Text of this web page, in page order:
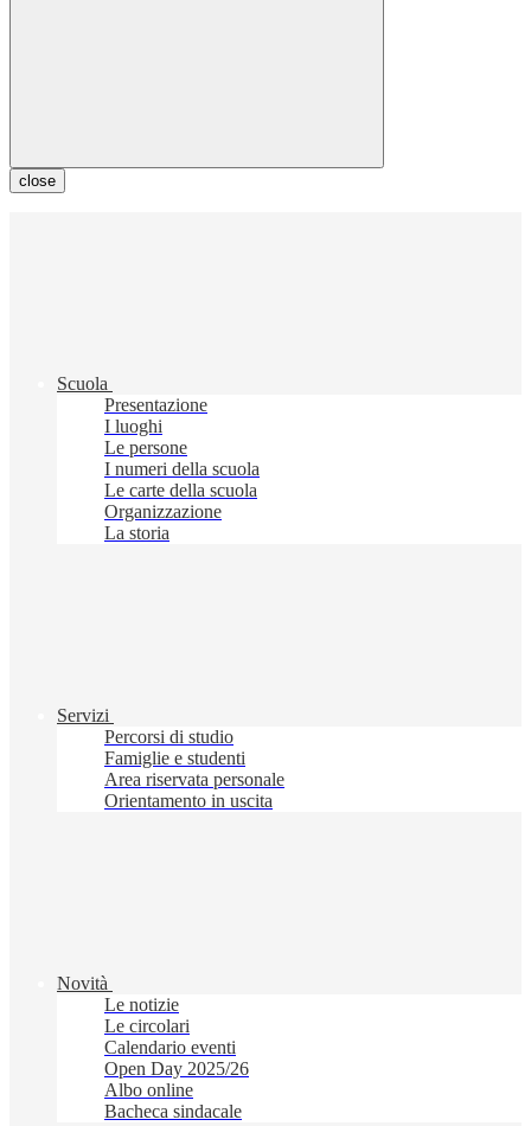
close
Scuola
Presentazione
I luoghi
Le persone
I numeri della scuola
Le carte della scuola
Organizzazione
La storia
Servizi
Percorsi di studio
Famiglie e studenti
Area riservata personale
Orientamento in uscita
Novità
Le notizie
Le circolari
Calendario eventi
Open Day 2025/26
Albo online
Bacheca sindacale